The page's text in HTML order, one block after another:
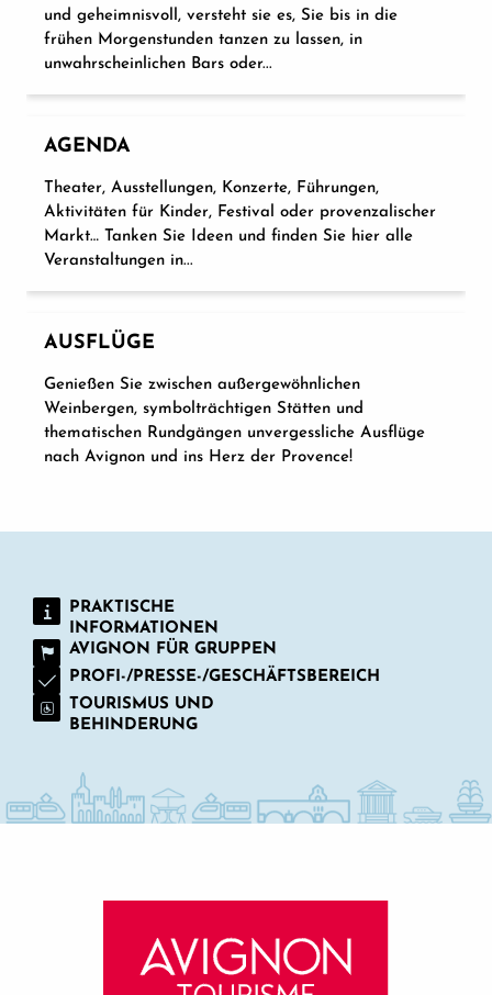
und geheimnisvoll, versteht sie es, Sie bis in die
frühen Morgenstunden tanzen zu lassen, in
unwahrscheinlichen Bars oder...
AGENDA
Theater, Ausstellungen, Konzerte, Führungen,
Aktivitäten für Kinder, Festival oder provenzalischer
Markt… Tanken Sie Ideen und finden Sie hier alle
Veranstaltungen in...
AUSFLÜGE
Genießen Sie zwischen außergewöhnlichen
Weinbergen, symbolträchtigen Stätten und
thematischen Rundgängen unvergessliche Ausflüge
nach Avignon und ins Herz der Provence!
PRAKTISCHE
INFORMATIONEN
AVIGNON FÜR GRUPPEN
PROFI-/PRESSE-/GESCHÄFTSBEREICH
TOURISMUS UND
BEHINDERUNG